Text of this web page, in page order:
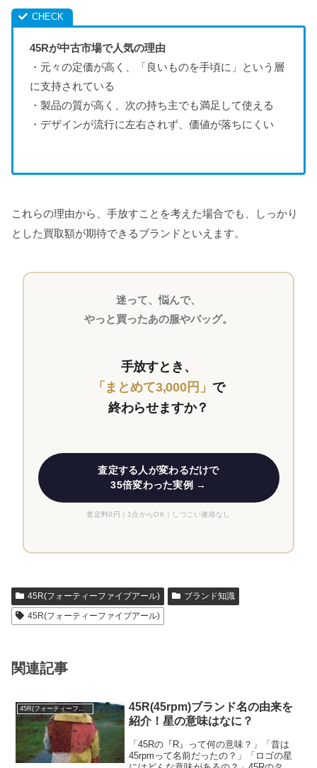
45Rが中古市場で人気の理由
・元々の定価が高く、「良いものを手頃に」という層
に支持されている
・製品の質が高く、次の持ち主でも満足して使える
・デザインが流行に左右されず、価値が落ちにくい
これらの理由から、手放すことを考えた場合でも、しっかり
とした買取額が期待できるブランドといえます。
迷って、悩んで、
やっと買ったあの服やバッグ。
手放すとき、
「まとめて3,000円」 で
終わらせますか？
査定する人が変わるだけで
35倍変わった実例 →
査定料0円｜1点からOK｜しつこい連絡なし
45R(フォーティーファイブアール)
ブランド知識
45R(フォーティーファイブアール)
関連記事
45R(45rpm)ブランド名の由来を
紹介！星の意味はなに？
「45Rの『R』って何の意味？」「昔は
45rpmって名前だったの？」「ロゴの星